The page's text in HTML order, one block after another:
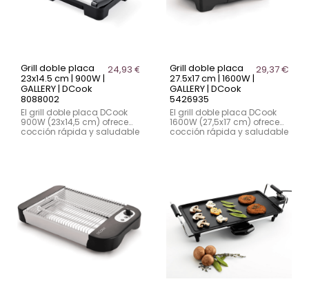
Grill doble placa
23x14.5 cm | 900W |
GALLERY | DCook
8088002
24,93 €
El grill doble placa DCook
900W (23x14,5 cm) ofrece
cocción rápida y saludable
documentación
descargable.
Grill doble placa
27.5x17 cm | 1600W |
GALLERY | DCook
5426935
29,37 €
El grill doble placa DCook
1600W (27,5x17 cm) ofrece
cocción rápida y saludable
descargable.